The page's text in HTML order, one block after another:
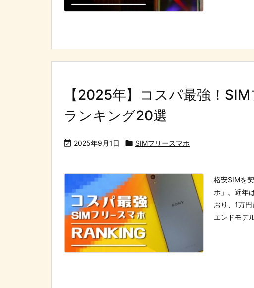
【2025年】コスパ最強！
ランキング20選
 2025年9月1日  SIMフリースマホ
格安SIMを
ホ」。近年
おり、1万
エンドモデ